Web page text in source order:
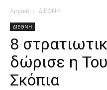
Αρχική ΔΙΕΘΝΗ
ΔΙΕΘΝΗ
8
δώρισε η
Σκόπια